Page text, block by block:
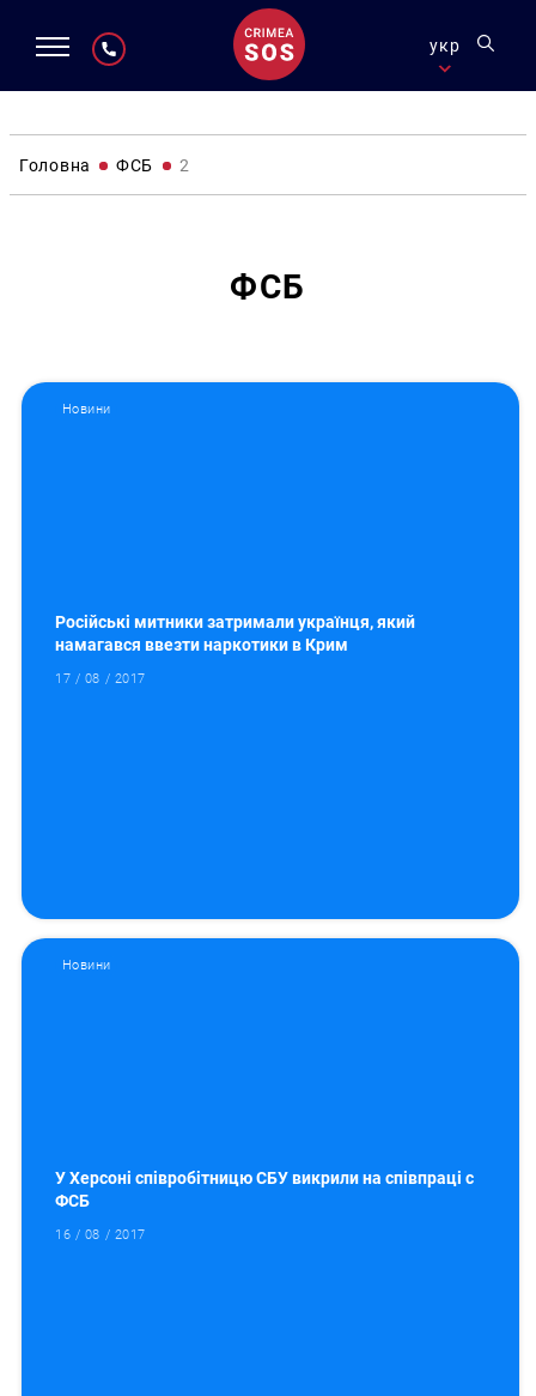
укр
Головна ФСБ 2
ФСБ
Новини
Російські митники затримали українця, який
намагався ввезти наркотики в Крим
17 / 08 / 2017
Новини
У Херсоні співробітницю СБУ викрили на співпраці с
ФСБ
16 / 08 / 2017